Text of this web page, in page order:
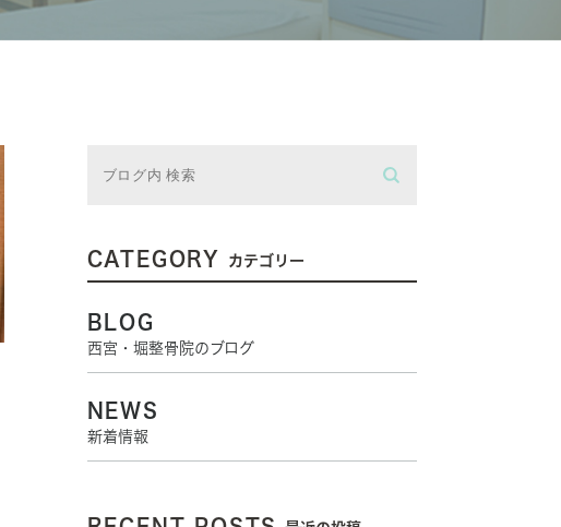
CATEGORY カテゴリー
BLOG
西宮・堀整骨院のブログ
NEWS
新着情報